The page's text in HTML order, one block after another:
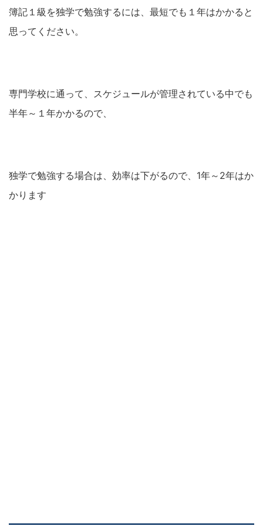
簿記１級を独学で勉強するには、最短でも１年はかかると
思ってください。
専門学校に通って、スケジュールが管理されている中でも
半年～１年かかるので、
独学で勉強する場合は、効率は下がるので、1年～2年はか
かります